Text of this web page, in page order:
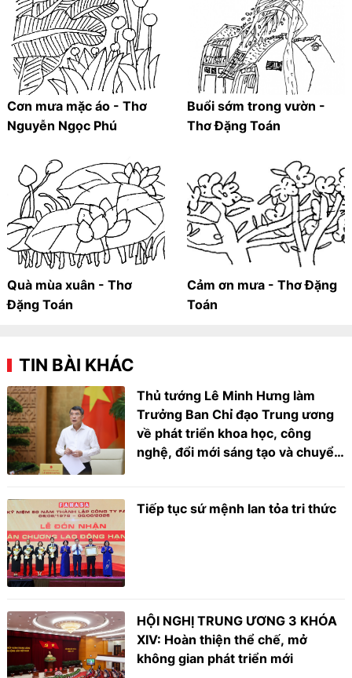
Cơn mưa mặc áo - Thơ
Nguyễn Ngọc Phú
Buổi sớm trong vườn -
Thơ Đặng Toán
Quà mùa xuân - Thơ
Đặng Toán
Cảm ơn mưa - Thơ Đặng
Toán
TIN BÀI KHÁC
Thủ tướng Lê Minh Hưng làm
Trưởng Ban Chỉ đạo Trung ương
về phát triển khoa học, công
nghệ, đổi mới sáng tạo và chuyển
Tiếp tục sứ mệnh lan tỏa tri thức
HỘI NGHỊ TRUNG ƯƠNG 3 KHÓA
XIV: Hoàn thiện thể chế, mở
không gian phát triển mới